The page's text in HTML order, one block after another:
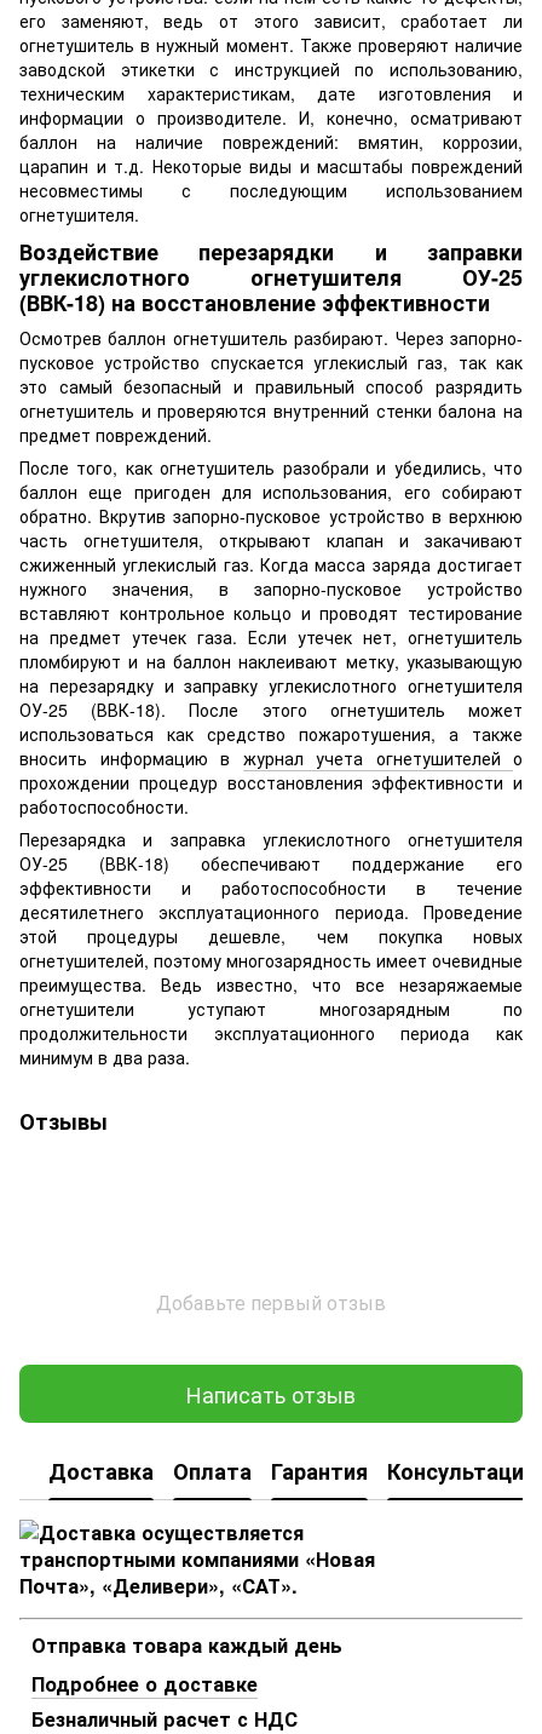
его заменяют, ведь от этого зависит, сработает ли
огнетушитель в нужный момент. Также проверяют наличие
заводской этикетки с инструкцией по использованию,
техническим характеристикам, дате изготовления и
информации о производителе. И, конечно, осматривают
баллон на наличие повреждений: вмятин, коррозии,
царапин и т.д. Некоторые виды и масштабы повреждений
несовместимы с последующим использованием
огнетушителя.
Воздействие перезарядки и заправки
углекислотного огнетушителя ОУ-25
(ВВК-18) на восстановление эффективности
Осмотрев баллон огнетушитель разбирают. Через запорно-
пусковое устройство спускается углекислый газ, так как
это самый безопасный и правильный способ разрядить
огнетушитель и проверяются внутренний стенки балона на
предмет повреждений.
После того, как огнетушитель разобрали и убедились, что
баллон еще пригоден для использования, его собирают
обратно. Вкрутив запорно-пусковое устройство в верхнюю
часть огнетушителя, открывают клапан и закачивают
сжиженный углекислый газ. Когда масса заряда достигает
нужного значения, в запорно-пусковое устройство
вставляют контрольное кольцо и проводят тестирование
на предмет утечек газа. Если утечек нет, огнетушитель
пломбируют и на баллон наклеивают метку, указывающую
на перезарядку и заправку углекислотного огнетушителя
ОУ-25 (ВВК-18). После этого огнетушитель может
использоваться как средство пожаротушения, а также
вносить информацию в журнал учета огнетушителей о
прохождении процедур восстановления эффективности и
работоспособности.
Перезарядка и заправка углекислотного огнетушителя
ОУ-25 (ВВК-18) обеспечивают поддержание его
эффективности и работоспособности в течение
десятилетнего эксплуатационного периода. Проведение
этой процедуры дешевле, чем покупка новых
огнетушителей, поэтому многозарядность имеет очевидные
преимущества. Ведь известно, что все незаряжаемые
огнетушители уступают многозарядным по
продолжительности эксплуатационного периода как
минимум в два раза.
Отзывы
Добавьте первый отзыв
Написать отзыв
Доставка Оплата Гарантия Консультация
Отправка товара каждый день
Подробнее о доставке
Безналичный расчет с НДС